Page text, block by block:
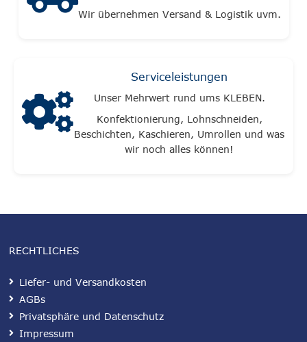
Wir übernehmen Versand & Logistik uvm.
Serviceleistungen
Unser Mehrwert rund ums KLEBEN.
Konfektionierung, Lohnschneiden,
Beschichten, Kaschieren, Umrollen und was
wir noch alles können!
RECHTLICHES
Liefer- und Versandkosten
AGBs
Privatsphäre und Datenschutz
Impressum